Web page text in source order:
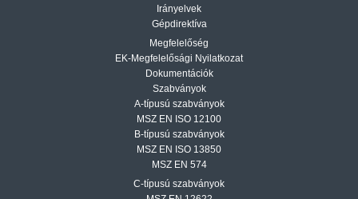
Irányelvek
Gépdirektíva
Megfelelőség
EK-Megfelelősági Nyilatkozat
Dokumentációk
Szabványok
A-típusú szabványok
MSZ EN ISO 12100
B-típusú szabványok
MSZ EN ISO 13850
MSZ EN 574
C-típusú szabványok